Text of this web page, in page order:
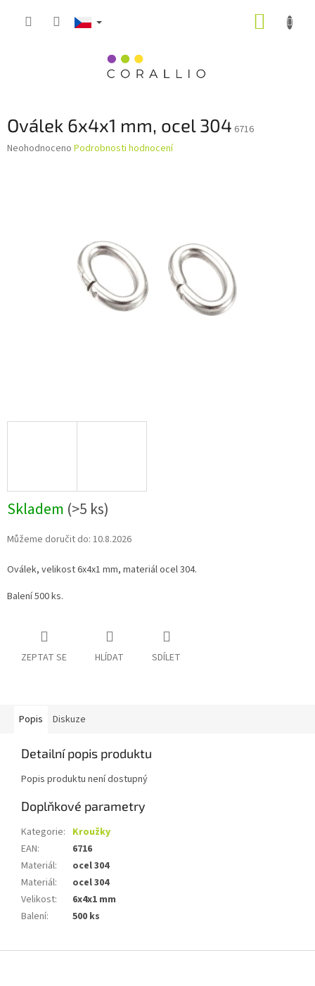
Oválek 6x4x1 mm, ocel 304 6716
Průměrné
Neohodnoceno Podrobnosti hodnocení
Skladem (>5 ks)
Můžeme doručit do: 10.8.2026
Oválek, velikost 6x4x1 mm, materiál ocel 304.
Balení 500 ks.
ZEPTAT SE HLÍDAT SDÍLET
Popis Diskuze
Detailní popis produktu
Popis produktu není dostupný
Doplňkové parametry
Kategorie: Kroužky
EAN:
6716
Materiál:
ocel 304
Materiál:
ocel 304
Velikost:
6x4x1 mm
Balení: 500 ks